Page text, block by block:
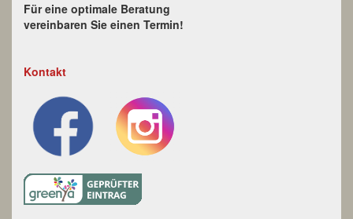
Für eine optimale Beratung
vereinbaren Sie einen Termin!
Kontakt